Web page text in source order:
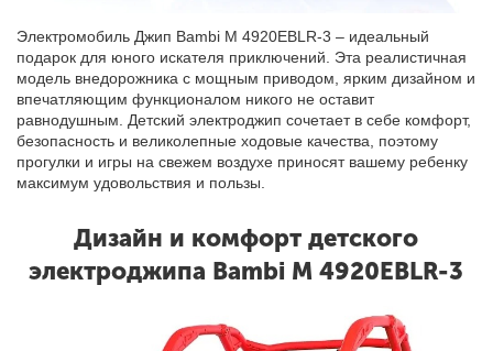
Электромобиль Джип Bambi M 4920EBLR-3 – идеальный
подарок для юного искателя приключений. Эта реалистичная
модель внедорожника с мощным приводом, ярким дизайном и
впечатляющим функционалом никого не оставит
равнодушным. Детский электроджип сочетает в себе комфорт,
безопасность и великолепные ходовые качества, поэтому
прогулки и игры на свежем воздухе приносят вашему ребенку
максимум удовольствия и пользы.
Дизайн и комфорт детского
электроджипа Bambi M 4920EBLR-3